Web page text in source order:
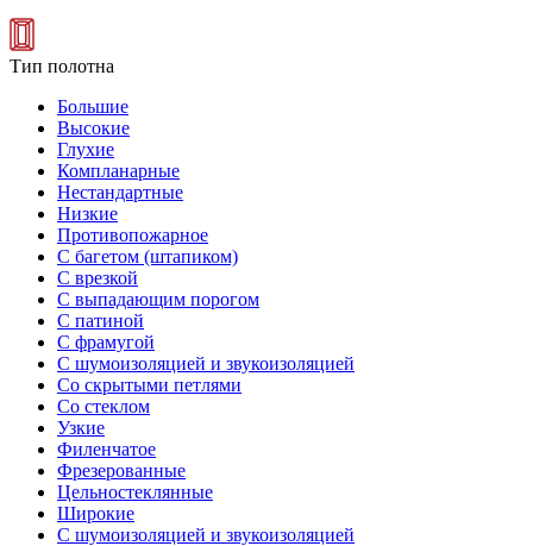
Тип полотна
Большие
Высокие
Глухие
Компланарные
Нестандартные
Низкие
Противопожарное
С багетом (штапиком)
С врезкой
С выпадающим порогом
С патиной
С фрамугой
С шумоизоляцией и звукоизоляцией
Со скрытыми петлями
Со стеклом
Узкие
Филенчатое
Фрезерованные
Цельностеклянные
Широкие
С шумоизоляцией и звукоизоляцией